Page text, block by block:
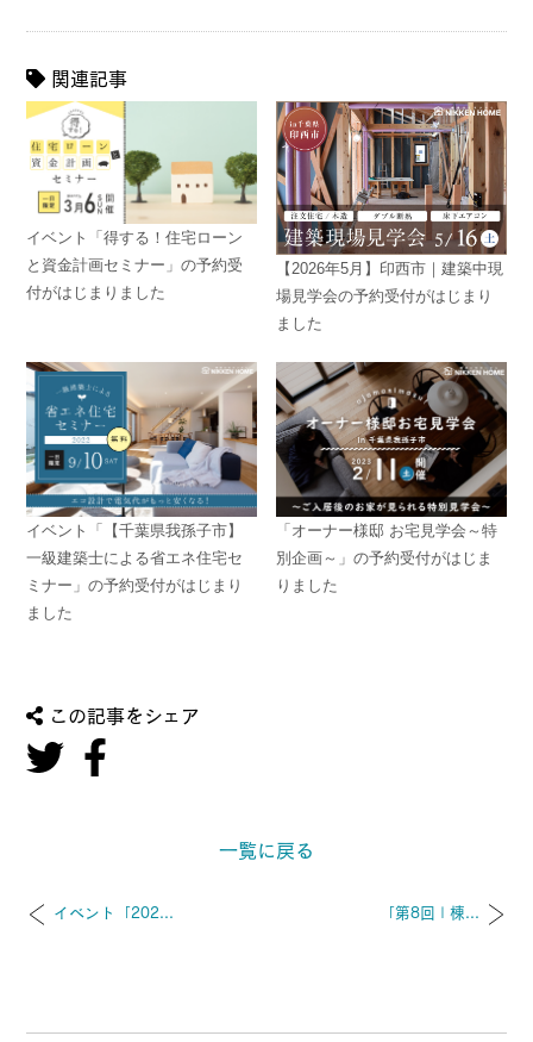
関連記事
イベント「得する！住宅ローン
と資金計画セミナー」の予約受
付がはじまりました
【2026年5月】印西市｜建築中現
場見学会の予約受付がはじまり
ました
イベント「【千葉県我孫子市】
一級建築士による省エネ住宅セ
ミナー」の予約受付がはじまり
ました
「オーナー様邸 お宅見学会～特
別企画～」の予約受付がはじま
りました
この記事をシェア
一覧に戻る
イベント「202... 「第8回 | 棟...